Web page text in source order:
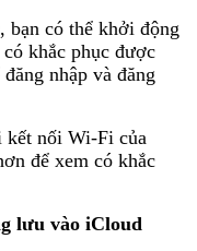
bạn có thể khởi động
khắc phục được
nhập và đăng
kết nối Wi-Fi của
để xem có khắc
lưu vào iCloud